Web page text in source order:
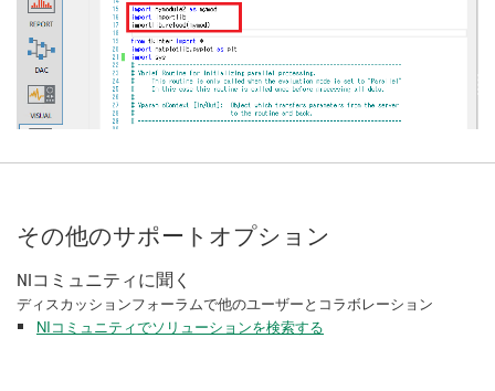
その他のサポートオプション
NIコミュニティに聞く
ディスカッションフォーラムで他のユーザーとコラボレーション
NIコミュニティでソリューションを検索する